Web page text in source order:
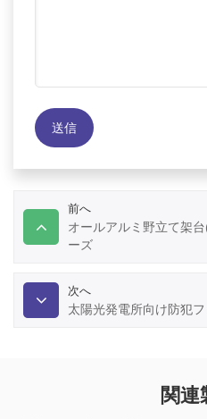
送信
前へ
オールアルミ野立て架
ーズ
次へ
太陽光発電所向け防犯フ
関連